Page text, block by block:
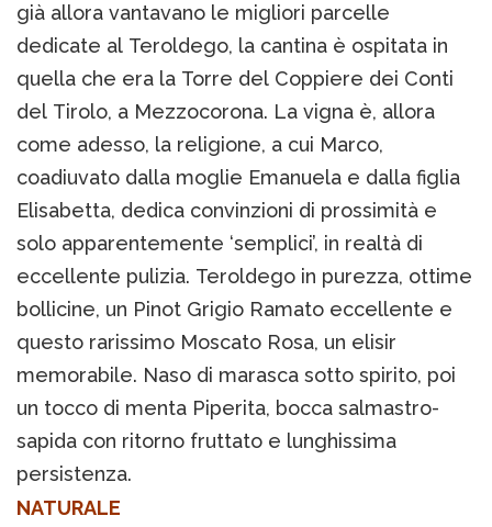
già allora vantavano le migliori parcelle
dedicate al Teroldego, la cantina è ospitata in
quella che era la Torre del Coppiere dei Conti
del Tirolo, a Mezzocorona. La vigna è, allora
come adesso, la religione, a cui Marco,
coadiuvato dalla moglie Emanuela e dalla figlia
Elisabetta, dedica convinzioni di prossimità e
solo apparentemente ‘semplici’, in realtà di
eccellente pulizia. Teroldego in purezza, ottime
bollicine, un Pinot Grigio Ramato eccellente e
questo rarissimo Moscato Rosa, un elisir
memorabile. Naso di marasca sotto spirito, poi
un tocco di menta Piperita, bocca salmastro-
sapida con ritorno fruttato e lunghissima
persistenza.
NATURALE